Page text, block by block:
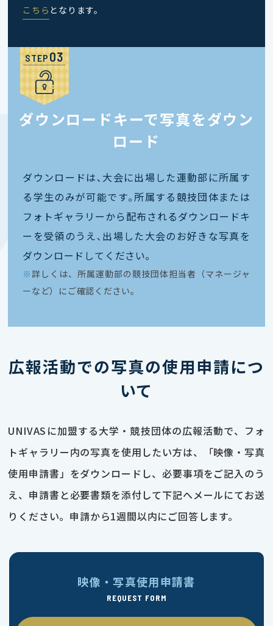
こちら となります。
STEP
ダウンロードキーで写真をダウン
ロード
ダウンロードは､大会に出場した運動部に所属す
る学生のみが可能です｡所属する競技団体または
フォトギャラリーから配布されるダウンロードキ
ーを受領のうえ､出場した大会のお好きな写真を
ダウンロードしてください｡
※ 詳しくは、所属運動部の競技団体担当者（マネージャ
ーなど）にご確認ください。
広報活動での写真の使用申請につ
いて
UNIVASに加盟する大学・競技団体の広報活動で、フォ
トギャラリー内の写真を使用したい方は、「映像・写真
使用申請書」をダウンロードし、必要事項をご記入のう
え、申請書と必要書類を添付して下記へメールにてお送
りください。申請から1週間以内にご回答します。
映像・写真使用申請書
REQUEST FORM